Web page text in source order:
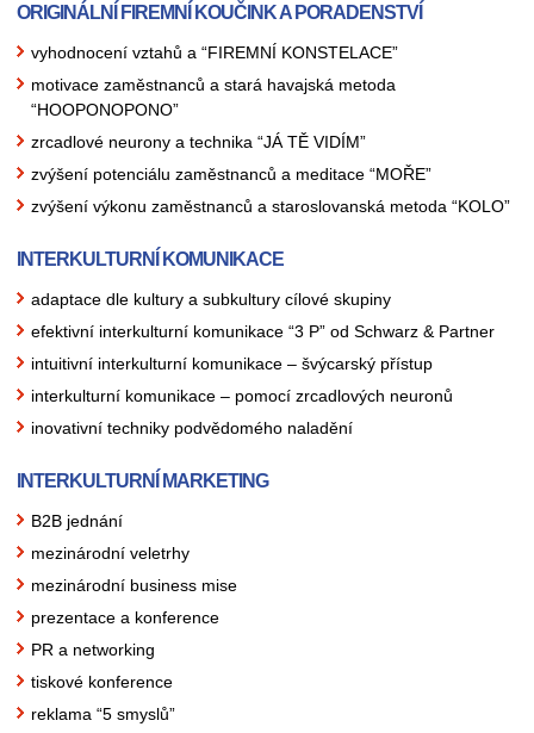
ORIGINÁLNÍ FIREMNÍ KOUČINK A PORADENSTVÍ
vyhodnocení vztahů a “FIREMNÍ KONSTELACE”
motivace zaměstnanců a stará havajská metoda
“HOOPONOPONO”
zrcadlové neurony a technika “JÁ TĚ VIDÍM”
zvýšení potenciálu zaměstnanců a meditace “MOŘE”
zvýšení výkonu zaměstnanců a staroslovanská metoda “KOLO”
INTERKULTURNÍ KOMUNIKACE
adaptace dle kultury a subkultury cílové skupiny
efektivní interkulturní komunikace “3 P” od Schwarz & Partner
intuitivní interkulturní komunikace – švýcarský přístup
interkulturní komunikace – pomocí zrcadlových neuronů
inovativní techniky podvědomého naladění
INTERKULTURNÍ MARKETING
B2B jednání
mezinárodní veletrhy
mezinárodní business mise
prezentace a konference
PR a networking
tiskové konference
reklama “5 smyslů”